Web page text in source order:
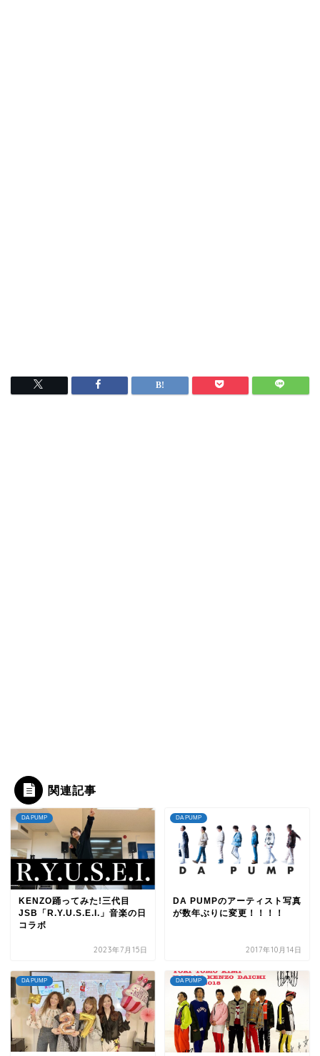
関連記事
DA PUMP
KENZO踊ってみた!三代目
JSB「R.Y.U.S.E.I.」音楽の日
コラボ
2023年7月15日
DA PUMP
DA PUMPのアーティスト写真
が数年ぶりに変更！！！！
2017年10月14日
DA PUMP DA PUMP